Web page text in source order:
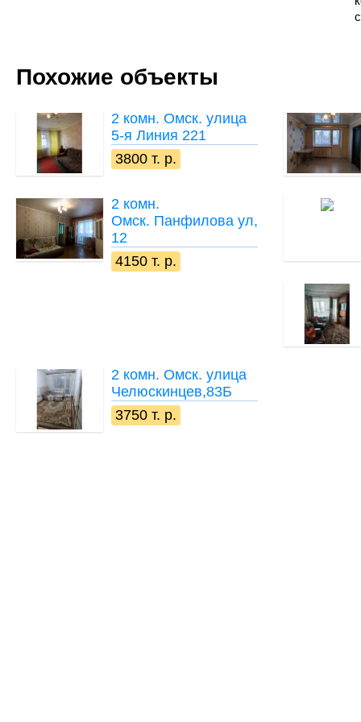
Похожие объекты
2 комн. Омск. улица
5-я Линия 221
3800 т. р.
2 комн.
Омск. Панфилова ул,
12
4150 т. р.
2 комн. Омск. улица
Челюскинцев,83Б
3750 т. р.